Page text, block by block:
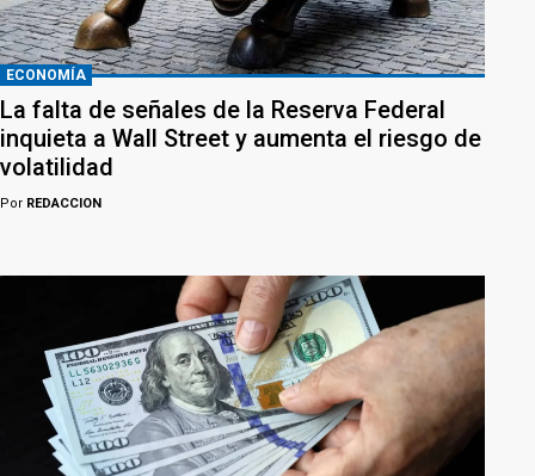
ECONOMÍA
La falta de señales de la Reserva Federal
inquieta a Wall Street y aumenta el riesgo de
volatilidad
Por REDACCION